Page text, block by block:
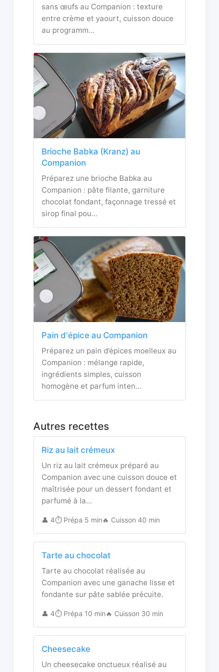
sans œufs au Companion : texture
entre crème et yaourt, cuisson douce
au programm…
Brioche Babka (Kranz) au
Companion
Préparez une brioche Babka au
Companion : pâte filante, garniture
chocolat fondant, façonnage tressé et
sirop final pou…
Pain d'épice au Companion
Préparez un pain d’épices moelleux au
Companion : mélange rapide,
ingrédients simples, cuisson
homogène et parfum inten…
Autres recettes
Riz au lait crémeux
Un riz au lait crémeux préparé au
Companion avec une cuisson douce et
maîtrisée pour un dessert fondant et
parfumé à la…
👤 4⏱️ Prépa 5 min🔥 Cuisson 40 min
Tarte au chocolat
Tarte au chocolat réalisée au
Companion avec une ganache lisse et
fondante sur pâte sablée précuite.
👤 4⏱️ Prépa 10 min🔥 Cuisson 30 min
Cheesecake
Un cheesecake onctueux réalisé au